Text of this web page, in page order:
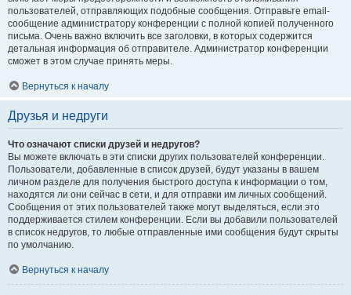
пользователей, отправляющих подобные сообщения. Отправьте email-
сообщение администратору конференции с полной копией полученного
письма. Очень важно включить все заголовки, в которых содержится
детальная информация об отправителе. Администратор конференции
сможет в этом случае принять меры.
Вернуться к началу
Друзья и недруги
Что означают списки друзей и недругов?
Вы можете включать в эти списки других пользователей конференции.
Пользователи, добавленные в список друзей, будут указаны в вашем
личном разделе для получения быстрого доступа к информации о том,
находятся ли они сейчас в сети, и для отправки им личных сообщений.
Сообщения от этих пользователей также могут выделяться, если это
поддерживается стилем конференции. Если вы добавили пользователей
в список недругов, то любые отправленные ими сообщения будут скрыты
по умолчанию.
Вернуться к началу